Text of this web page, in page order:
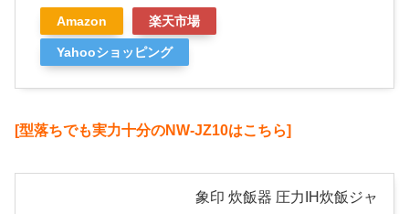
Amazon 楽天市場
Yahooショッピング
[型落ちでも実力十分のNW-JZ10はこちら]
象印 炊飯器 圧力IH炊飯ジャ